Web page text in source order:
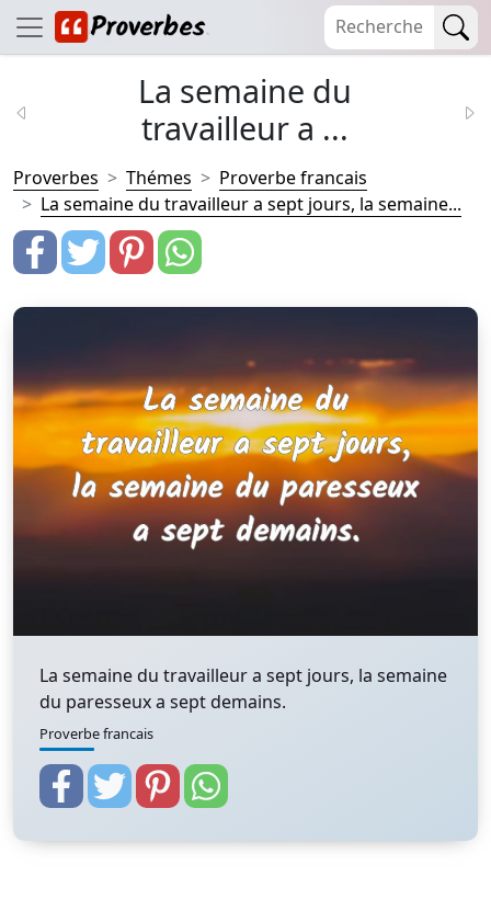
La semaine du
travailleur a ...
Proverbes Thémes
Proverbe francais
La semaine du travailleur a sept jours, la semaine...
La semaine du travailleur a sept jours, la semaine
du paresseux a sept demains.
Proverbe francais